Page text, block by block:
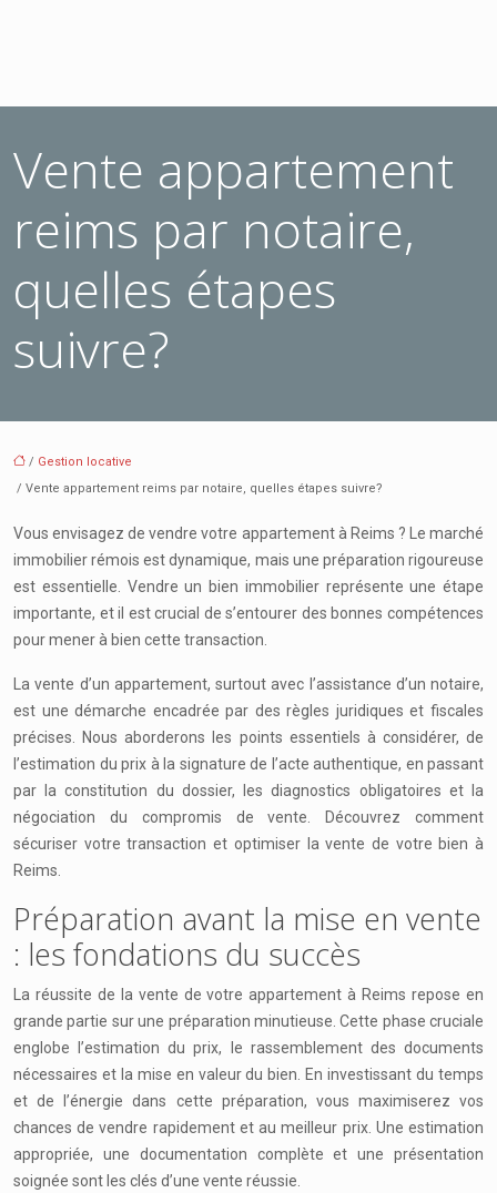
Vente appartement
reims par notaire,
quelles étapes
suivre?
/ Gestion locative
/ Vente appartement reims par notaire, quelles étapes suivre?
Vous envisagez de vendre votre appartement à Reims ? Le marché
immobilier rémois est dynamique, mais une préparation rigoureuse
est essentielle. Vendre un bien immobilier représente une étape
importante, et il est crucial de s’entourer des bonnes compétences
pour mener à bien cette transaction.
La vente d’un appartement, surtout avec l’assistance d’un notaire,
est une démarche encadrée par des règles juridiques et fiscales
précises. Nous aborderons les points essentiels à considérer, de
l’estimation du prix à la signature de l’acte authentique, en passant
par la constitution du dossier, les diagnostics obligatoires et la
négociation du compromis de vente. Découvrez comment
sécuriser votre transaction et optimiser la vente de votre bien à
Reims.
Préparation avant la mise en vente
: les fondations du succès
La réussite de la vente de votre appartement à Reims repose en
grande partie sur une préparation minutieuse. Cette phase cruciale
englobe l’estimation du prix, le rassemblement des documents
nécessaires et la mise en valeur du bien. En investissant du temps
et de l’énergie dans cette préparation, vous maximiserez vos
chances de vendre rapidement et au meilleur prix. Une estimation
appropriée, une documentation complète et une présentation
soignée sont les clés d’une vente réussie.